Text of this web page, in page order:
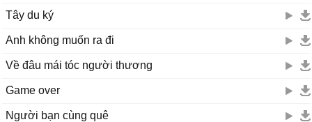
Tây du ký
Anh không muốn ra đi
Về đâu mái tóc người thương
Game over
Người bạn cùng quê